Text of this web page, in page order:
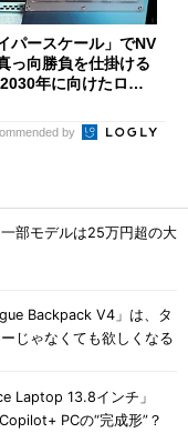
パースケール」でNV
っ向勝負を仕掛ける
年に向けたロー
by
部モデルは25万円超の大
Backpack V4」は、タ
じゃなくても欲しくなる
Laptop 13.8インチ」
PCの“完成形”？